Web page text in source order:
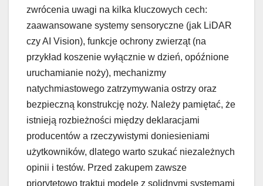
zwrócenia uwagi na kilka kluczowych cech:
zaawansowane systemy sensoryczne (jak LiDAR
czy AI Vision), funkcje ochrony zwierząt (na
przykład koszenie wyłącznie w dzień, opóźnione
uruchamianie noży), mechanizmy
natychmiastowego zatrzymywania ostrzy oraz
bezpieczną konstrukcję noży. Należy pamiętać, że
istnieją rozbieżności między deklaracjami
producentów a rzeczywistymi doniesieniami
użytkowników, dlatego warto szukać niezależnych
opinii i testów. Przed zakupem zawsze
priorytetowo traktuj modele z solidnymi systemami